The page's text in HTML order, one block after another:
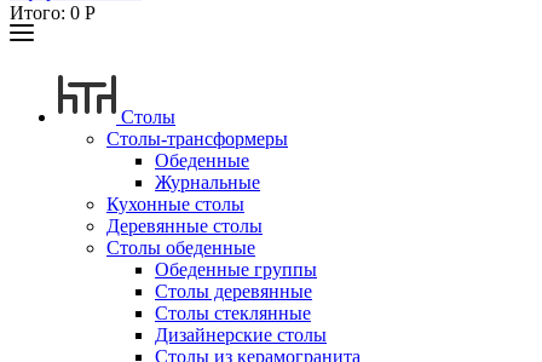
Итого: 0 Р
Столы
Столы-трансформеры
Обеденные
Журнальные
Кухонные столы
Деревянные столы
Столы обеденные
Обеденные группы
Столы деревянные
Столы стеклянные
Дизайнерские столы
Столы из керамогранита